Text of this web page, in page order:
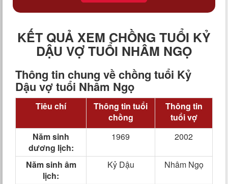
KẾT QUẢ XEM CHỒNG TUỔI KỶ
DẬU VỢ TUỔI NHÂM NGỌ
Thông tin chung về chồng tuổi Kỷ
Dậu vợ tuổi Nhâm Ngọ
Tiêu chí
Thông tin tuổi
chồng
Thông tin
tuổi vợ
Năm sinh
dương lịch:
1969 2002
Năm sinh âm
lịch:
Kỷ Dậu Nhâm Ngọ